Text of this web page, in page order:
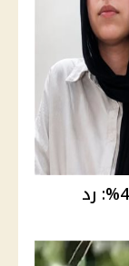
القصة الكاملة لأزمة ريم صاحبة الـ4%: رد